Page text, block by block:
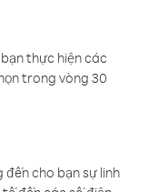
thực hiện các
trong vòng 30
cho bạn sự linh